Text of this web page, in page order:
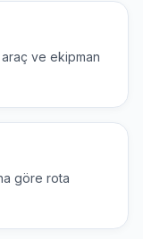
ve ekipman
göre rota